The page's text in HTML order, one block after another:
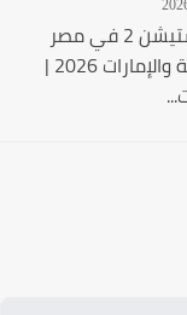
سعر بلايستيشن 2 في مصر
والسعودية والإمارات 2026 |